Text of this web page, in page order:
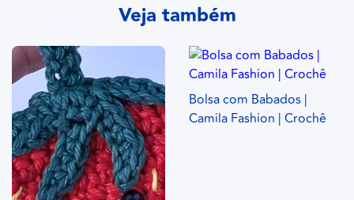
Veja também
Bolsa com Babados |
Camila Fashion | Crochê